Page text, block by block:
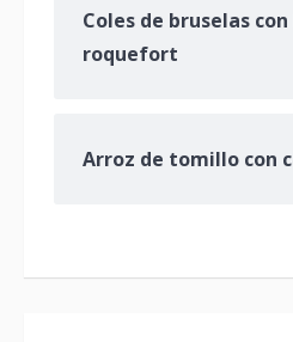
Coles de bruselas
roquefort
Arroz de tomillo con